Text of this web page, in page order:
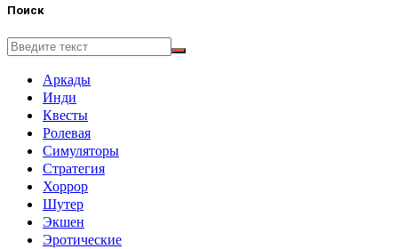
Поиск
Аркады
Инди
Квесты
Ролевая
Симуляторы
Стратегия
Хоррор
Шутер
Экшен
Эротические